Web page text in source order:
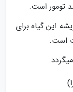
تومور است.
این گیاه برای
است.